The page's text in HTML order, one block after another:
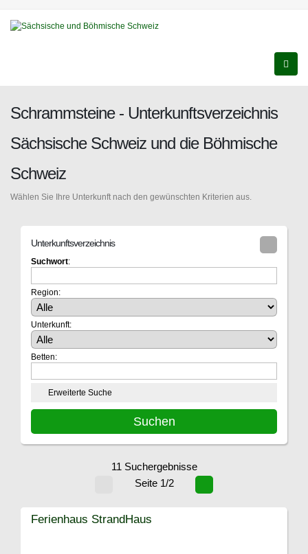
Schrammsteine - Unterkunftsverzeichnis
Sächsische Schweiz und die Böhmische
Schweiz
Wählen Sie Ihre Unterkunft nach den gewünschten Kriterien aus.
Unterkunftsverzeichnis
Suchwort:
Region:
Unterkunft:
Betten:
Erweiterte Suche
11 Suchergebnisse
Seite 1/2
Ferienhaus StrandHaus